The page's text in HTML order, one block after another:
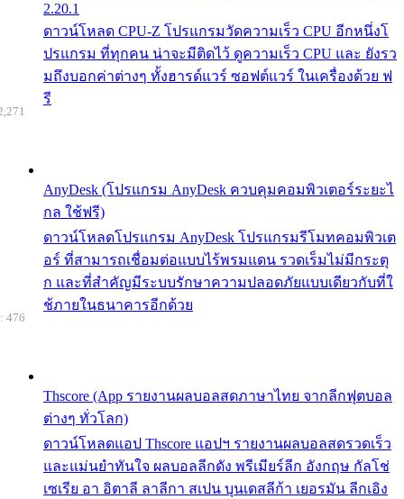
2.20.1
ดาวน์โหลด CPU-Z โปรแกรมวัดความเร็ว CPU อีกหนึ่งโ
ปรแกรม ที่ทุกคน น่าจะมีติดไว้ ดูความเร็ว CPU และ ยังรว
มถึงบอกค่าต่างๆ ทั้งฮารด์แวร์ ซอฟต์แวร์ ในเครื่องด้วย ฟ
รี
AnyDesk (โปรแกรม AnyDesk ควบคุมคอมพิวเตอร์ระยะไ
กล ใช้ฟรี)
ดาวน์โหลดโปรแกรม AnyDesk โปรแกรมรีโมทคอมพิวเต
อร์ ที่สามารถเชื่อมต่อแบบไร้พรมแดน รวดเร็มไม่มีกระตุ
ก และที่สำคัญมีระบบรักษาความปลอดภัยแบบเดียวกับที่ใ
ช้ภายในธนาคารอีกด้วย
Thscore (App รายงานผลบอลสดภาษาไทย จากลีกฟุตบอล
ต่างๆ ทั่วโลก)
ดาวน์โหลดแอป Thscore แอปฯ รายงานผลบอลสดรวดเร็ว
และแม่นยำทันใจ ผลบอลลีกดัง พรีเมียร์ลีก อังกฤษ กัลโช่
เซเรีย อา อิตาลี ลาลีกา สเปน บุนเดสลีก้า เยอรมัน ลีกเอิง
476